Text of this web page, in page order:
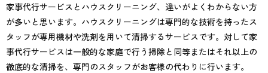
家事代行サービスとハウスクリーニング、違いがよくわからない方
が多いと思います。ハウスクリーニングは専門的な技術を持ったス
タッフが専用機材や洗剤を用いて清掃するサービスです。対して家
事代行サービスは一般的な家庭で行う掃除と同等またはそれ以上の
徹底的な清掃を、専門のスタッフがお客様の代わりに行います。